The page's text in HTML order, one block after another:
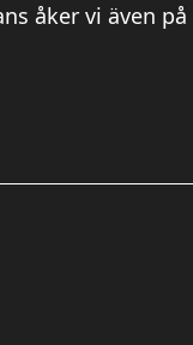
åker vi även på